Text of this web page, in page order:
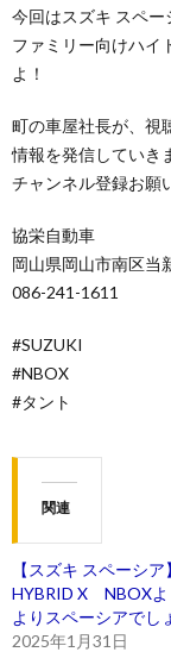
今回はスズキ スペー
ファミリー向けハイ
よ！
町の車屋社長が、視
情報を発信していき
チャンネル登録お願
協栄自動車
岡山県岡山市南区当
086-241-1611
#SUZUKI
#NBOX
#タント
関連
【スズキ スペーシア】
HYBRID X NBOXよ
よりスペーシアでし
2025年1月31日